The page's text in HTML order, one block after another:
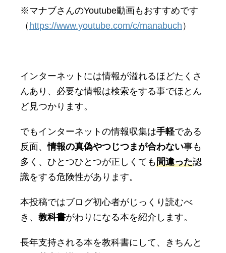
※マナブさんのYoutube動画もおすすめです
（ https://www.youtube.com/c/manabuch ）
インターネットには情報が溢れるほどたくさ
んあり、必要な情報は検索をする事でほとん
ど見つかります。
でもインターネットの情報収集は手軽である
反面、情報の真偽やつじつまが合わない事も
多く、ひとつひとつが正しくても間違った認
識をする危険性があります。
本投稿ではブログ初心者がじっくり読むべ
き、 教科書がわりになる本を紹介します。
長年支持される本を教科書にして、きちんと